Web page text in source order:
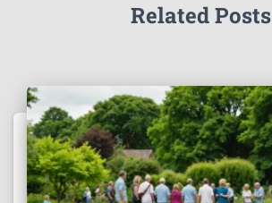
Related Posts